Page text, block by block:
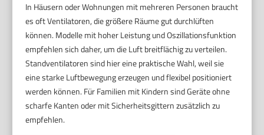
In Häusern oder Wohnungen mit mehreren Personen braucht
es oft Ventilatoren, die größere Räume gut durchlüften
können. Modelle mit hoher Leistung und Oszillationsfunktion
empfehlen sich daher, um die Luft breitflächig zu verteilen.
Standventilatoren sind hier eine praktische Wahl, weil sie
eine starke Luftbewegung erzeugen und flexibel positioniert
werden können. Für Familien mit Kindern sind Geräte ohne
scharfe Kanten oder mit Sicherheitsgittern zusätzlich zu
empfehlen.